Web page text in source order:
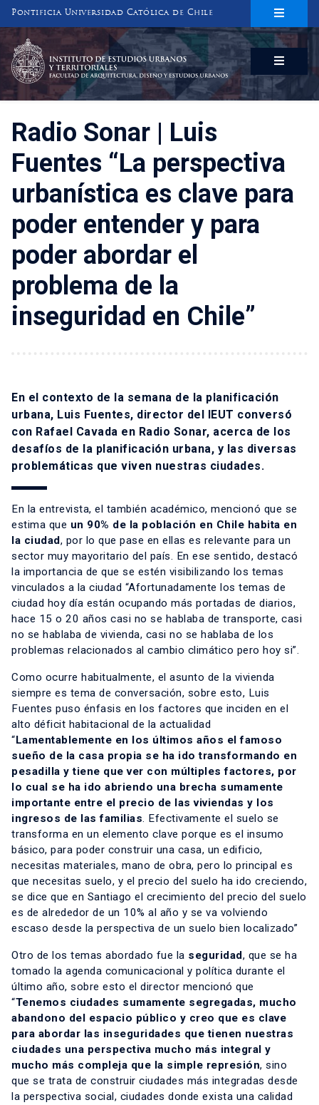
Pontificia Universidad Católica de Chile
INSTITUTO DE ESTUDIOS URBANOS
Y TERRITORIALES
FACULTAD DE ARQUITECTURA, DISEÑO Y ESTUDIOS URBANOS
Radio Sonar | Luis
Fuentes “La perspectiva
urbanística es clave para
poder entender y para
poder abordar el
problema de la
inseguridad en Chile”
En el contexto de la semana de la planificación
urbana, Luis Fuentes, director del IEUT conversó
con Rafael Cavada en Radio Sonar, acerca de los
desafíos de la planificación urbana, y las diversas
problemáticas que viven nuestras ciudades.
En la entrevista, el también académico, mencionó que se
estima que un 90% de la población en Chile habita en
la ciudad, por lo que pase en ellas es relevante para un
sector muy mayoritario del país. En ese sentido, destacó
la importancia de que se estén visibilizando los temas
vinculados a la ciudad “Afortunadamente los temas de
ciudad hoy día están ocupando más portadas de diarios,
hace 15 o 20 años casi no se hablaba de transporte, casi
no se hablaba de vivienda, casi no se hablaba de los
problemas relacionados al cambio climático pero hoy si”.
Como ocurre habitualmente, el asunto de la vivienda
siempre es tema de conversación, sobre esto, Luis
Fuentes puso énfasis en los factores que inciden en el
alto déficit habitacional de la actualidad
“Lamentablemente en los últimos años el famoso
sueño de la casa propia se ha ido transformando en
pesadilla y tiene que ver con múltiples factores, por
lo cual se ha ido abriendo una brecha sumamente
importante entre el precio de las viviendas y los
ingresos de las familias. Efectivamente el suelo se
transforma en un elemento clave porque es el insumo
básico, para poder construir una casa, un edificio,
necesitas materiales, mano de obra, pero lo principal es
que necesitas suelo, y el precio del suelo ha ido creciendo,
se dice que en Santiago el crecimiento del precio del suelo
es de alrededor de un 10% al año y se va volviendo
escaso desde la perspectiva de un suelo bien localizado”
Otro de los temas abordado fue la seguridad, que se ha
tomado la agenda comunicacional y política durante el
último año, sobre esto el director mencionó que
“Tenemos ciudades sumamente segregadas, mucho
abandono del espacio público y creo que es clave
para abordar las inseguridades que tienen nuestras
ciudades una perspectiva mucho más integral y
mucho más compleja que la simple represión, sino
que se trata de construir ciudades más integradas desde
la perspectiva social, ciudades donde exista una calidad